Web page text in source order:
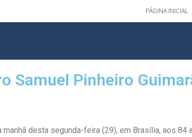
PÁGINA INICIAL
Samuel Pinheiro
desta segunda-feira (29), em Brasília, aos